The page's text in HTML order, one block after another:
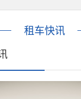
租车快讯